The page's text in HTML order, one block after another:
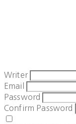
Writer
Email
Password
Confirm Password